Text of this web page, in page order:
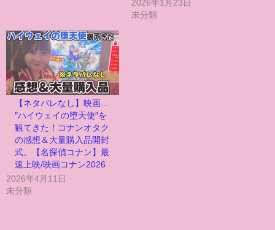
2026年1月23日
未分類
【ネタバレなし】映画…
″ハイウェイの堕天使″を
観てきた！コナンオタク
の感想＆大量購入品開封
式。【名探偵コナン】最
速上映/映画コナン2026
2026年4月11日
未分類